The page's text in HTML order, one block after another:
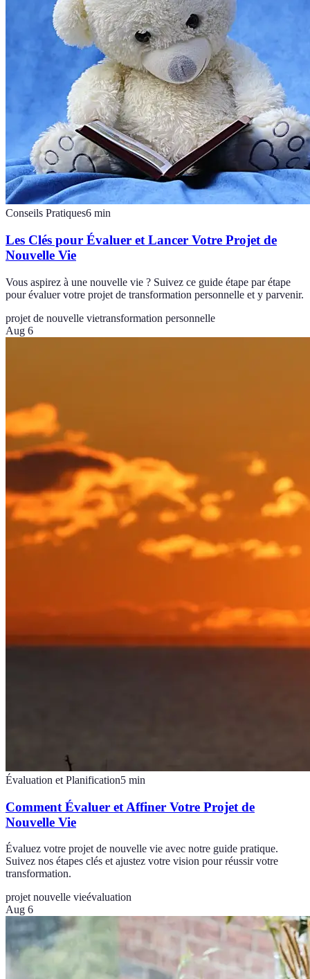
Conseils Pratiques6 min
Les Clés pour Évaluer et Lancer Votre Projet de
Nouvelle Vie
Vous aspirez à une nouvelle vie ? Suivez ce guide étape par étape
pour évaluer votre projet de transformation personnelle et y parvenir.
projet de nouvelle vietransformation personnelle
Aug 6
Évaluation et Planification5 min
Comment Évaluer et Affiner Votre Projet de
Nouvelle Vie
Évaluez votre projet de nouvelle vie avec notre guide pratique.
Suivez nos étapes clés et ajustez votre vision pour réussir votre
transformation.
projet nouvelle vieévaluation
Aug 6